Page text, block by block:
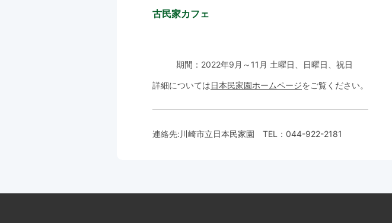
古民家カフェ
期間：2022年9月～11月 土曜日、日曜日、祝日
詳細については日本民家園ホームページをご覧ください。
連絡先: 川崎市立日本民家園 TEL： 044-922-2181